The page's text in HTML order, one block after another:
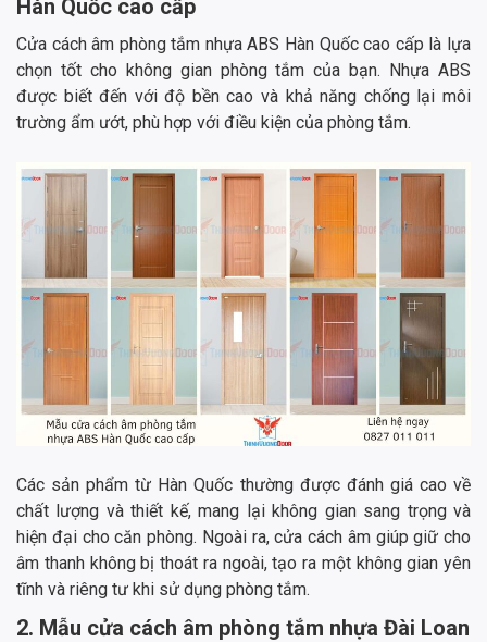
Hàn Quốc cao cấp
Cửa cách âm phòng tắm nhựa ABS Hàn Quốc cao cấp là lựa
chọn tốt cho không gian phòng tắm của bạn. Nhựa ABS
được biết đến với độ bền cao và khả năng chống lại môi
trường ẩm ướt, phù hợp với điều kiện của phòng tắm.
Các sản phẩm từ Hàn Quốc thường được đánh giá cao về
chất lượng và thiết kế, mang lại không gian sang trọng và
hiện đại cho căn phòng. Ngoài ra, cửa cách âm giúp giữ cho
âm thanh không bị thoát ra ngoài, tạo ra một không gian yên
tĩnh và riêng tư khi sử dụng phòng tắm.
2. Mẫu cửa cách âm phòng tắm nhựa Đài Loan